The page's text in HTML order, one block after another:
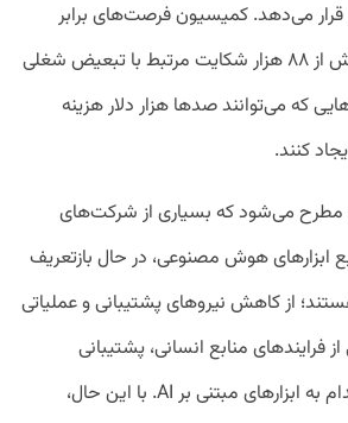
می‌دهد. کمیسیون فرصت‌های برابر
شغلی آمریکا سالانه بیش از ۸۸ هزار شکایت مرتبط با تبعیض شغلی
که می‌توانند صدها هزار دلار هزینه
کنند.
مطرح می‌شود که بسیاری از شرکت‌های
ابزارهای هوش مصنوعی، در حال بازتعریف
از کاهش نیروهای پشتیبانی و عملیاتی
فرایندهای منابع انسانی، پشتیبانی
مشتریان و حتی استخدام به ابزارهای مبتنی بر AI. با این حال،